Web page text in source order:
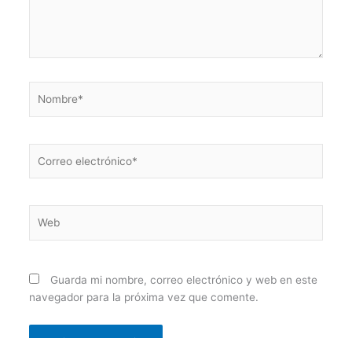
electrónico*
Guarda mi nombre, correo electrónico y web en este
navegador para la próxima vez que comente.